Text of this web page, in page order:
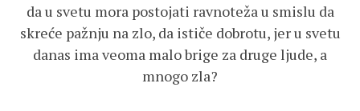
da u svetu mora postojati ravnoteža u smislu da
skreće pažnju na zlo, da ističe dobrotu, jer u svetu
danas ima veoma malo brige za druge ljude, a
mnogo zla?